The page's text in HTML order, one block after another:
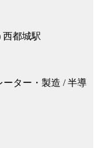
西都城駅
ーター・製造 / 半導